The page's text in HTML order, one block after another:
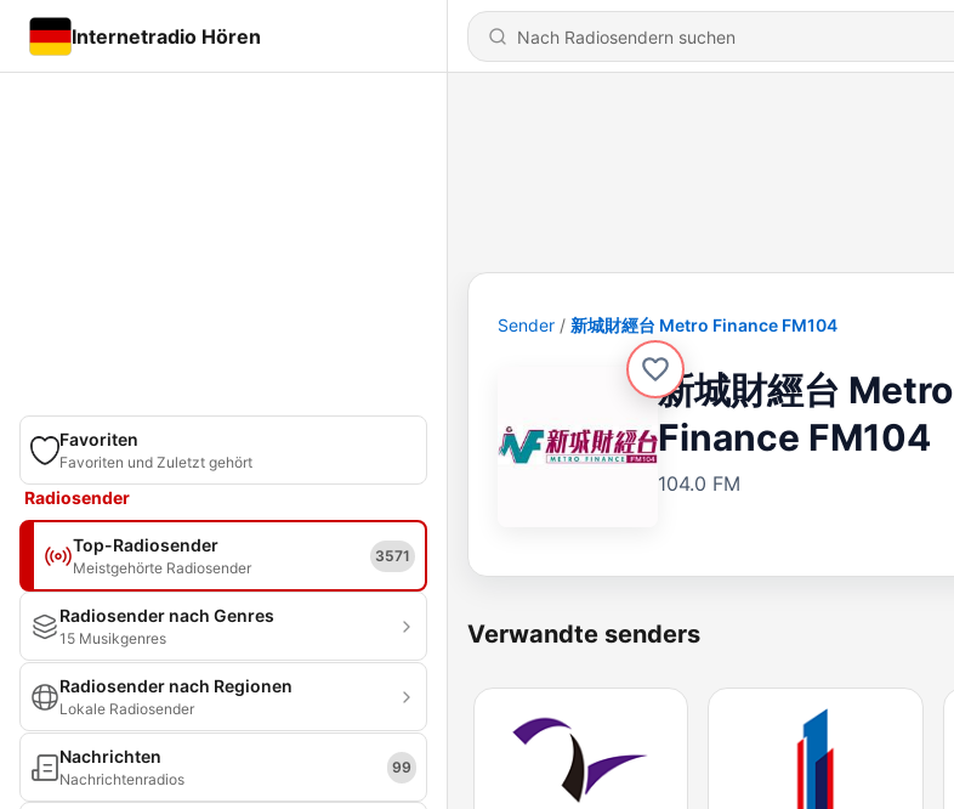
Internetradio Hören
Favoriten
Favoriten und Zuletzt gehört
Radiosender
Top-Radiosender
Meistgehörte Radiosender
3571
Radiosender nach Genres
15 Musikgenres
Radiosender nach Regionen
Lokale Radiosender
Nachrichten
Nachrichtenradios
99
Sender 新城財經台 Metro Finance FM104
新城財經台 Metro
Finance FM104
104.0 FM
Verwandte senders